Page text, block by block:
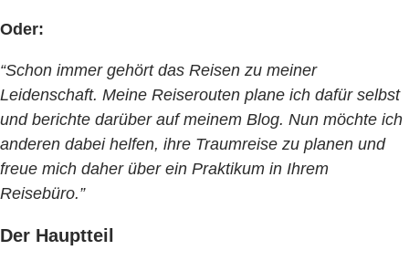
Oder:
“Schon immer gehört das Reisen zu meiner
Leidenschaft. Meine Reiserouten plane ich dafür selbst
und berichte darüber auf meinem Blog. Nun möchte ich
anderen dabei helfen, ihre Traumreise zu planen und
freue mich daher über ein Praktikum in Ihrem
Reisebüro.”
Der Hauptteil